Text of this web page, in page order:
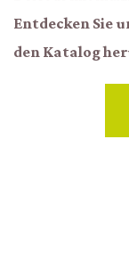
Entdecken Sie
den Katalog